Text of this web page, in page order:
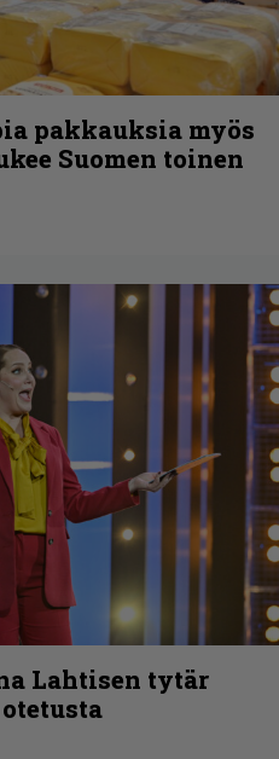
pakkauksia myös
Suomen toinen
Lahtisen tytär